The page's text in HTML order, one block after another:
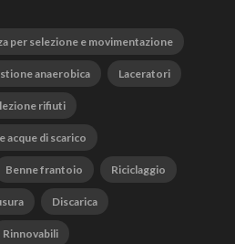
per selezione e movimentazione
anaerobica Laceratori
rifiuti
acque di scarico
Benne frantoio Riciclaggio
Discarica
Rinnovabili